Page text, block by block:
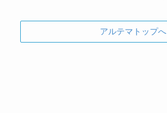
アルテマトップへ